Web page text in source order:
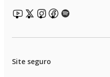
Site seguro